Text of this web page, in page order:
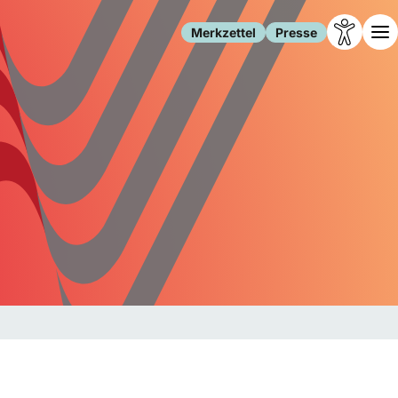
Merkzettel Presse
Leben
Familie
Freizeit
Gesundheit
Internet
Gesellschaft
Forschung
Migration
Polizei